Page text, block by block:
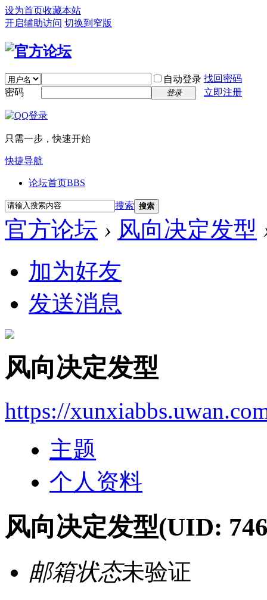
设为首页收藏本站
开启辅助访问 切换到窄版
自动登录 找回密码
密码
登录 立即注册
只需一步，快速开始
快捷导航
论坛首页BBS
搜索 搜索
官方论坛 › 风向决定发型
加为好友
发送消息
风向决定发型
https://
主题
个人资料
风向决定发型(UID:
邮箱状态未验证